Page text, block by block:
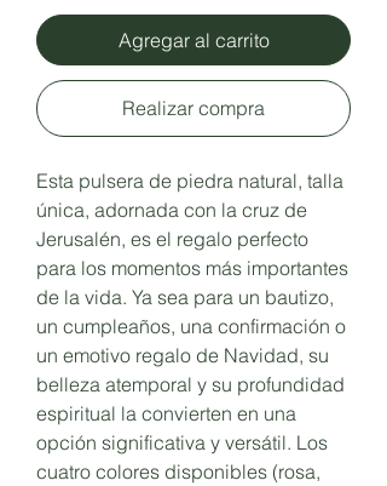
Agregar al carrito
Realizar compra
Esta pulsera de piedra natural, talla
única, adornada con la cruz de
Jerusalén, es el regalo perfecto
para los momentos más importantes
de la vida. Ya sea para un bautizo,
un cumpleaños, una confirmación o
un emotivo regalo de Navidad, su
belleza atemporal y su profundidad
espiritual la convierten en una
opción significativa y versátil. Los
cuatro colores disponibles (rosa,